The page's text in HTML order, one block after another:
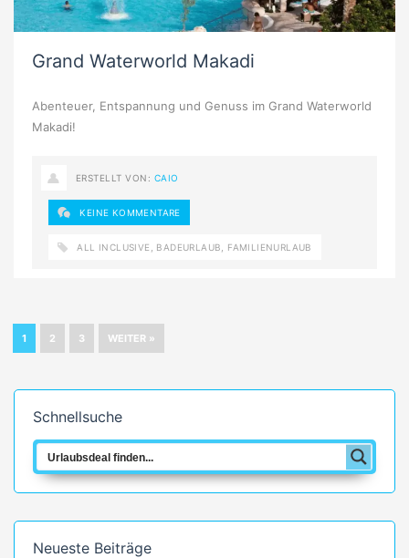
Grand Waterworld Makadi
Abenteuer, Entspannung und Genuss im Grand Waterworld
Makadi!
ERSTELLT VON: CAIO
KEINE KOMMENTARE
ALL INCLUSIVE BADEURLAUB FAMILIENURLAUB
1 2 3 WEITER »
Schnellsuche
Neueste Beiträge